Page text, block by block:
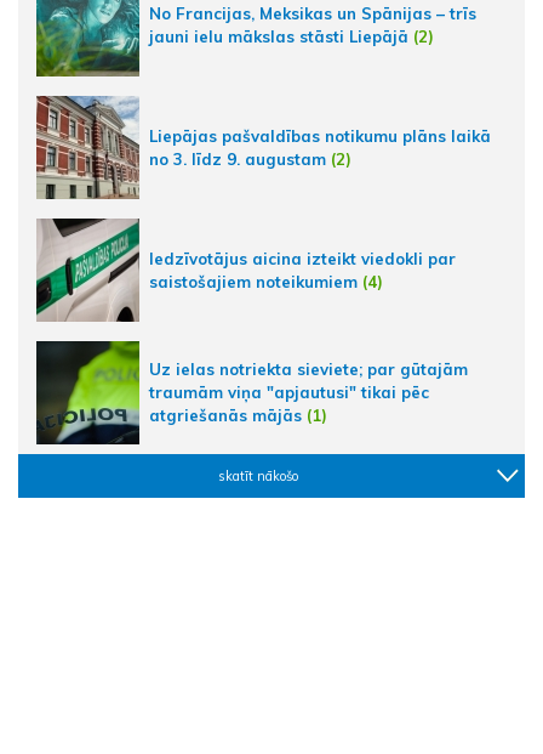
No Francijas, Meksikas un Spānijas – trīs
jauni ielu mākslas stāsti Liepājā (2)
Liepājas pašvaldības notikumu plāns laikā
no 3. līdz 9. augustam (2)
Iedzīvotājus aicina izteikt viedokli par
saistošajiem noteikumiem (4)
Uz ielas notriekta sieviete; par gūtajām
traumām viņa "apjautusi" tikai pēc
atgriešanās mājās (1)
skatīt nākošo